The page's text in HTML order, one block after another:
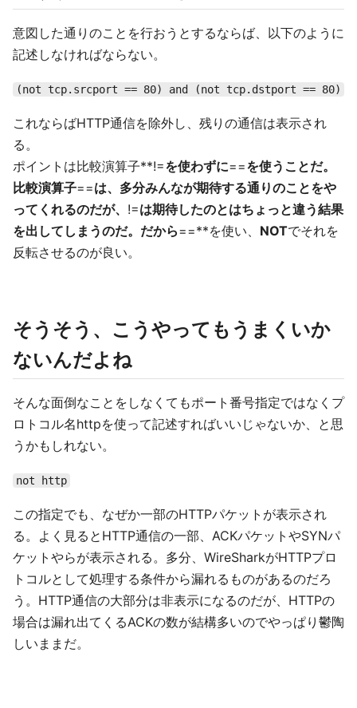
意図した通りのことを行おうとするならば、以下のように
記述しなければならない。
(not tcp.srcport == 80) and (not tcp.dstport == 80)
これならばHTTP通信を除外し、残りの通信は表示され
る。
ポイントは比較演算子**!=を使わずに==を使うことだ。
比較演算子==は、多分みんなが期待する通りのことをや
ってくれるのだが、 !=は期待したのとはちょっと違う結果
を出してしまうのだ。だから==**を使い、 NOTでそれを
反転させるのが良い。
そうそう、こうやってもうまくいか
ないんだよね
そんな面倒なことをしなくてもポート番号指定ではなくプ
ロトコル名httpを使って記述すればいいじゃないか、と思
うかもしれない。
not http
この指定でも、なぜか一部のHTTPパケットが表示され
る。よく見るとHTTP通信の一部、ACKパケットやSYNパ
ケットやらが表示される。多分、WireSharkがHTTPプロ
トコルとして処理する条件から漏れるものがあるのだろ
う。HTTP通信の大部分は非表示になるのだが、HTTPの
場合は漏れ出てくるACKの数が結構多いのでやっぱり鬱陶
しいままだ。